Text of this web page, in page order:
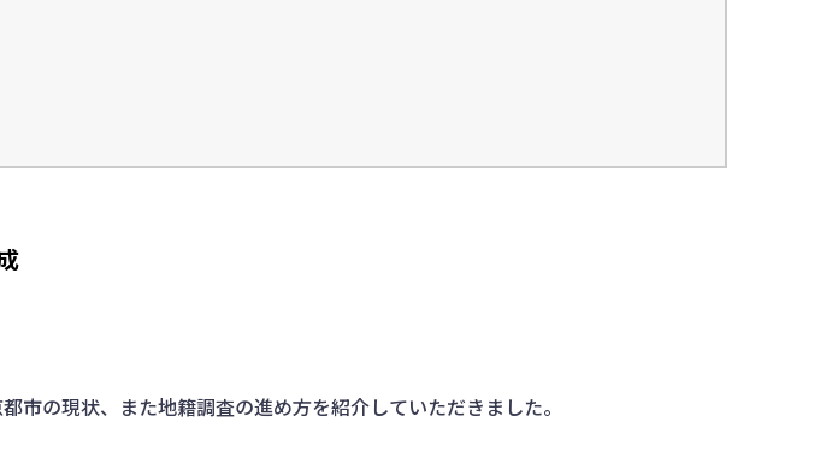
の現状、また地籍調査の進め方を紹介していただきました。